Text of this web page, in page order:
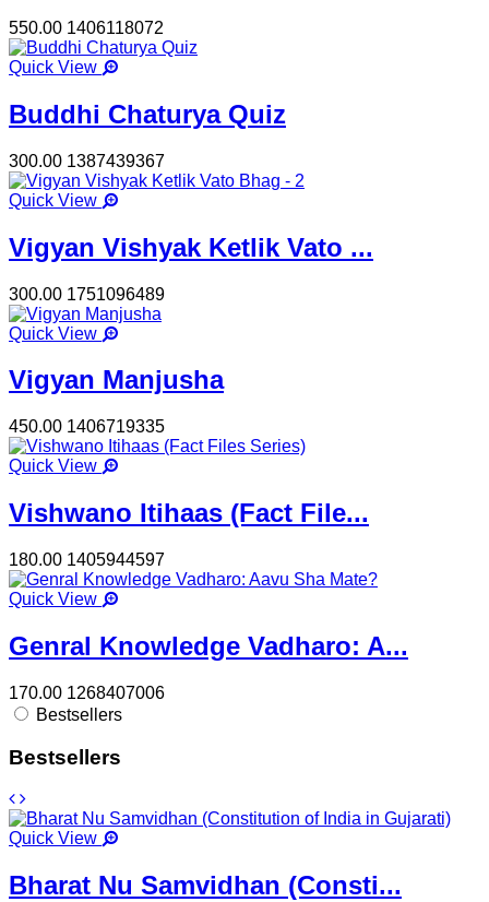
550.00 1406118072
Quick View
Buddhi Chaturya Quiz
300.00 1387439367
Quick View
Vigyan Vishyak Ketlik Vato ...
300.00 1751096489
Quick View
Vigyan Manjusha
450.00 1406719335
Quick View
Vishwano Itihaas (Fact File...
180.00 1405944597
Quick View
Genral Knowledge Vadharo: A...
170.00 1268407006
Bestsellers
Bestsellers
Quick View
Bharat Nu Samvidhan (Consti...